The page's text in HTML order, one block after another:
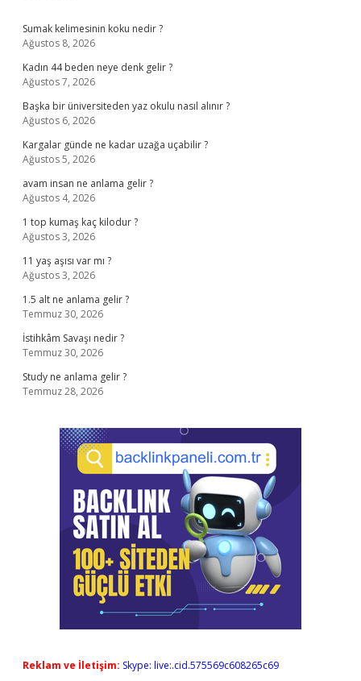
Sumak kelimesinin koku nedir ?
Ağustos 8, 2026
Kadın 44 beden neye denk gelir ?
Ağustos 7, 2026
Başka bir üniversiteden yaz okulu nasıl alınır ?
Ağustos 6, 2026
Kargalar günde ne kadar uzağa uçabilir ?
Ağustos 5, 2026
avam insan ne anlama gelir ?
Ağustos 4, 2026
1 top kumaş kaç kilodur ?
Ağustos 3, 2026
11 yaş aşısı var mı ?
Ağustos 3, 2026
1.5 alt ne anlama gelir ?
Temmuz 30, 2026
İstihkâm Savaşı nedir ?
Temmuz 30, 2026
Study ne anlama gelir ?
Temmuz 28, 2026
Reklam ve İletişim: Skype: live:.cid.575569c608265c69